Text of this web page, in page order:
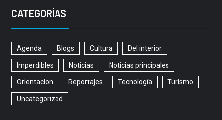
CATEGORÍAS
Agenda Blogs Cultura Del interior
Imperdibles Noticias Noticias principales
Orientacion Reportajes Tecnología Turismo
Uncategorized